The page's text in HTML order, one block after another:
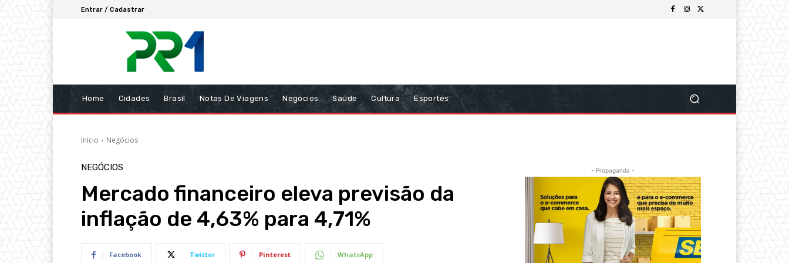
Entrar / Cadastrar
Home Cidades Brasil Notas De Viagens Negócios Saúde Cultura Esportes
Início Negócios
NEGÓCIOS
Mercado financeiro eleva previsão da
inflação de 4,63% para 4,71%
Facebook Twitter Pinterest WhatsApp
- Propaganda -